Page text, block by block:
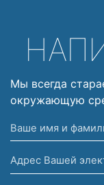
Мы всегда
окружающую
Ваше
имя
и
фамилия
Адрес
Вашей